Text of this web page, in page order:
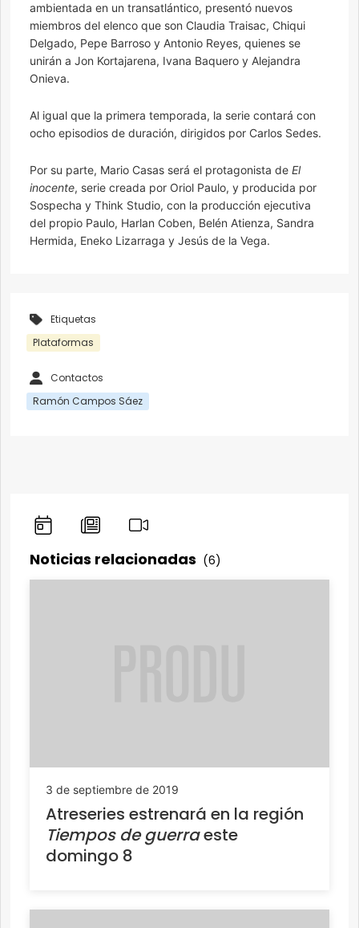
ambientada en un transatlántico, presentó nuevos
miembros del elenco que son Claudia Traisac, Chiqui
Delgado, Pepe Barroso y Antonio Reyes, quienes se
unirán a Jon Kortajarena, Ivana Baquero y Alejandra
Onieva.
Al igual que la primera temporada, la serie contará con
ocho episodios de duración, dirigidos por Carlos Sedes.
Por su parte, Mario Casas será el protagonista de El
inocente, serie creada por Oriol Paulo, y producida por
Sospecha y Think Studio, con la producción ejecutiva
del propio Paulo, Harlan Coben, Belén Atienza, Sandra
Hermida, Eneko Lizarraga y Jesús de la Vega.
Etiquetas
Plataformas
Contactos
Ramón Campos Sáez
Noticias relacionadas (6)
3 de septiembre de 2019
Atreseries estrenará en la región
Tiempos de guerraeste
domingo 8